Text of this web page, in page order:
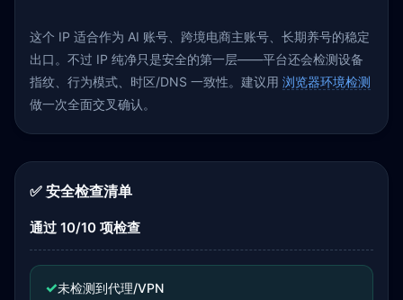
这个 IP 适合作为 AI 账号、跨境电商主账号、长期养号的稳定
出口。不过 IP 纯净只是安全的第一层——平台还会检测设备
指纹、行为模式、时区/DNS 一致性。建议用 浏览器环境检测
做一次全面交叉确认。
✅ 安全检查清单
通过 10/10 项检查
✓未检测到代理/VPN